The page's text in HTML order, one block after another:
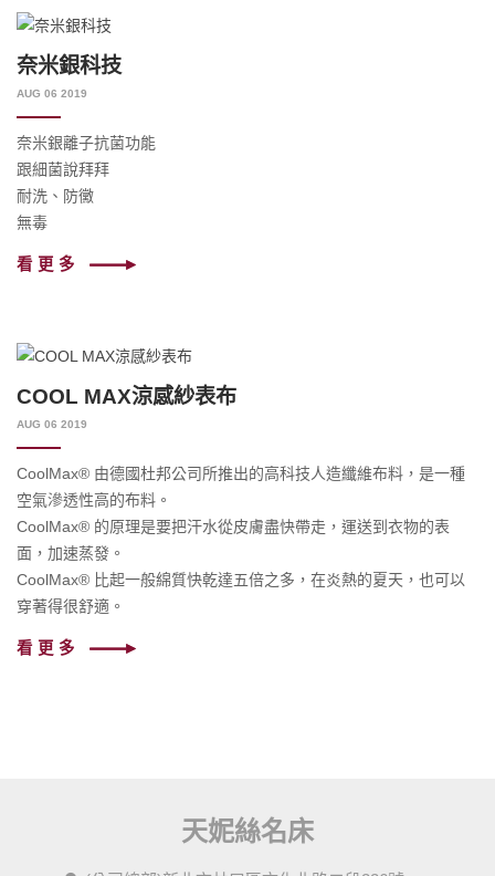
奈米銀科技
AUG 06 2019
奈米銀離子抗菌功能
跟細菌說拜拜
耐洗、防黴
無毒
看更多
COOL MAX涼感紗表布
AUG 06 2019
CoolMax® 由德國杜邦公司所推出的高科技人造纖維布料，是一種
空氣滲透性高的布料。
CoolMax® 的原理是要把汗水從皮膚盡快帶走，運送到衣物的表
面，加速蒸發。
CoolMax® 比起一般綿質快乾達五倍之多，在炎熱的夏天，也可以
穿著得很舒適。
看更多
天妮絲名床